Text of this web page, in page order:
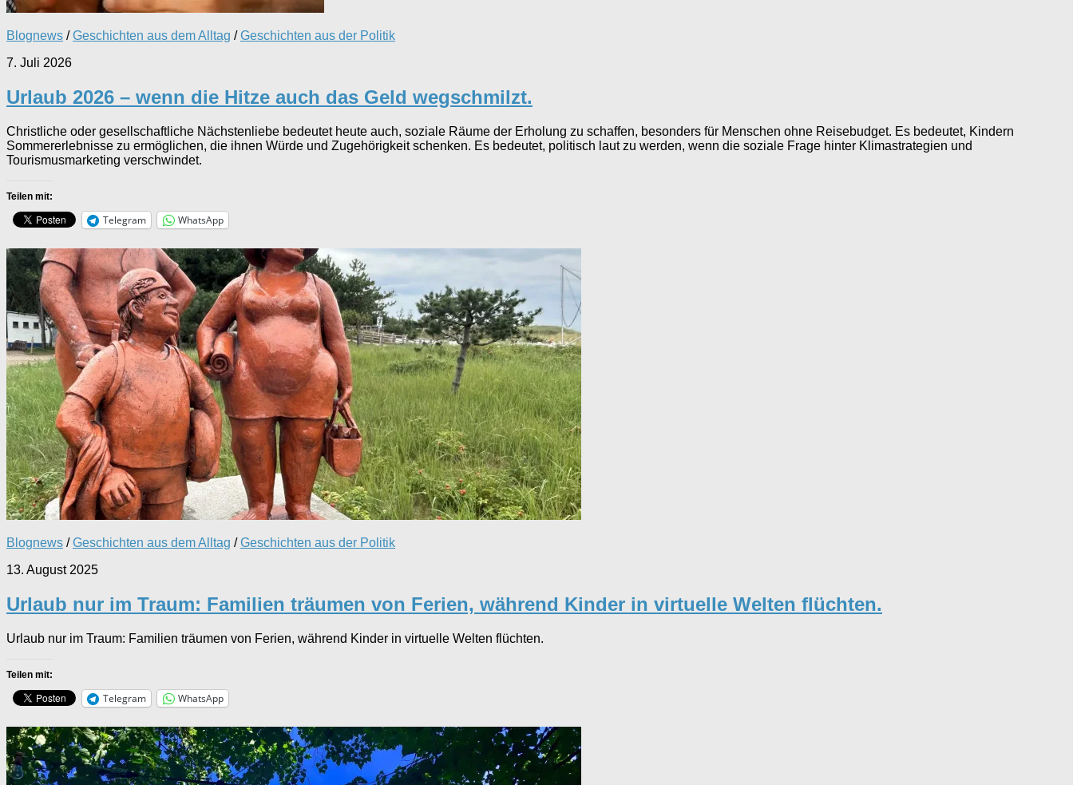
Blognews /Geschichten aus dem Alltag /Geschichten aus der Politik
7. Juli 2026
Urlaub 2026 – wenn die Hitze auch das Geld wegschmilzt.
Christliche oder gesellschaftliche Nächstenliebe bedeutet heute auch, soziale Räume der Erholung zu schaffen, besonders für Menschen ohne Reisebudget. Es bedeutet, Kindern
Sommererlebnisse zu ermöglichen, die ihnen Würde und Zugehörigkeit schenken. Es bedeutet, politisch laut zu werden, wenn die soziale Frage hinter Klimastrategien und
Tourismusmarketing verschwindet.
Teilen mit:
Telegram WhatsApp
Blognews /Geschichten aus dem Alltag /Geschichten aus der Politik
13. August 2025
Urlaub nur im Traum: Familien träumen von Ferien, während Kinder in virtuelle Welten flüchten.
Urlaub nur im Traum: Familien träumen von Ferien, während Kinder in virtuelle Welten flüchten.
Teilen mit:
Telegram WhatsApp